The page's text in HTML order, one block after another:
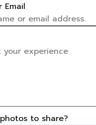
Email
to share?